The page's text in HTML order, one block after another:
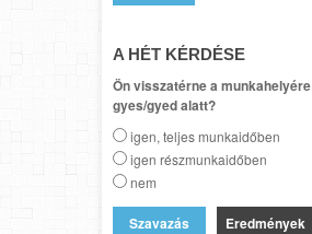
A HÉT KÉRDÉSE
Ön visszatérne a munkahelyére
gyes/gyed alatt?
igen, teljes munkaidőben
igen részmunkaidőben
nem
Eredmények